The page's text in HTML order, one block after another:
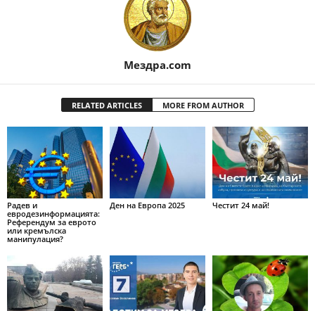
Мездра.com
RELATED ARTICLES MORE FROM AUTHOR
Радев и
евродезинформацията:
Референдум за еврото
или кремълска
манипулация?
Ден на Европа 2025 Честит 24 май!